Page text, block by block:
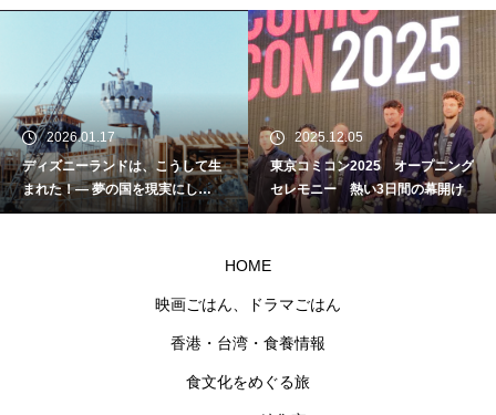
2026.01.17
ディズニーランドは、こうして生
まれた！― 夢の国を現実にし
た“名もなきクラフトマン”たちの
2025.12.05
東京コミコン2025 オープニング
セレモニー 熱い3日間の幕開け
HOME
映画ごはん、ドラマごはん
香港・台湾・食養情報
食文化をめぐる旅